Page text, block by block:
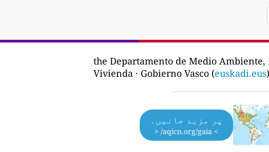
the Departamento de Medio
Vivienda · Gobierno Vasco (euskadi.eus)
پر مزید جانیں۔
> aqicn.org/gaia/ <